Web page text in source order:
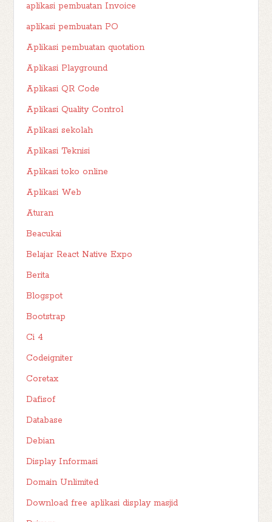
aplikasi pembuatan Invoice
aplikasi pembuatan PO
Aplikasi pembuatan quotation
Aplikasi Playground
Aplikasi QR Code
Aplikasi Quality Control
Aplikasi sekolah
Aplikasi Teknisi
Aplikasi toko online
Aplikasi Web
Aturan
Beacukai
Belajar React Native Expo
Berita
Blogspot
Bootstrap
Ci 4
Codeigniter
Coretax
Dafisof
Database
Debian
Display Informasi
Domain Unlimited
Download free aplikasi display masjid